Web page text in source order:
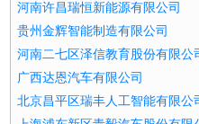
河南许昌瑞恒新能源有限公司
贵州金辉智能制造有限公司
河南二七区泽信教育股份有限公
广西达恩汽车有限公司
北京昌平区瑞丰人工智能有限公